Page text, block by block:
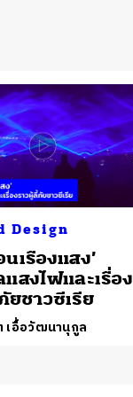
Design
เรืองแสง’
สงไฟและเรื่อง
ยชาวซีเรีย
เอื้อวัฒนานุกูล